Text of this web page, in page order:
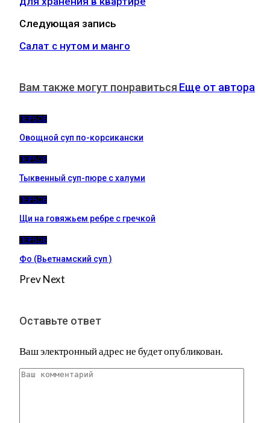
Следующая запись
Салат с нутом и манго
Вам также могут понравиться Еще от автора
ПЕРВОЕ
Овощной суп по-корсикански
ПЕРВОЕ
Тыквенный суп-пюре с халуми
ПЕРВОЕ
Щи на говяжьем ребре с гречкой
ПЕРВОЕ
Фо (Вьетнамский суп )
PrevNext
Оставьте ответ
Ваш электронный адрес не будет опубликован.